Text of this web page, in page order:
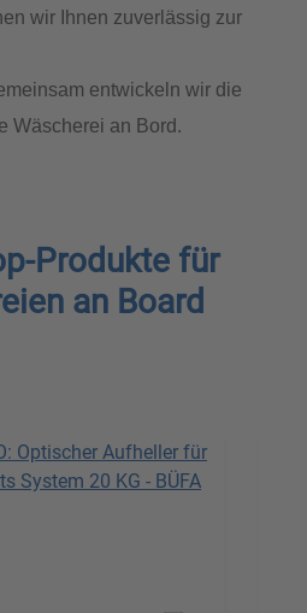
wir Ihnen zuverlässig zur
entwickeln wir die
Wäscherei an Bord.
Produkte für
an Board